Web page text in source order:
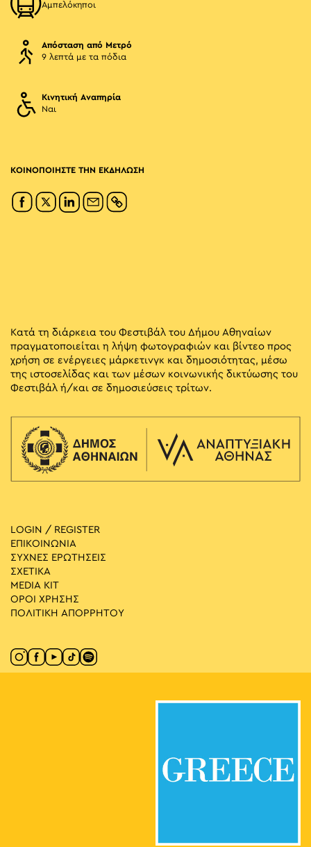
Αμπελόκηποι
Απόσταση από Μετρό
9 λεπτά με τα πόδια
Κινητική Αναπηρία
Ναι
ΚΟΙΝΟΠΟΙΗΣΤΕ ΤΗΝ ΕΚΔΗΛΩΣΗ
Κατά τη διάρκεια του Φεστιβάλ του Δήμου Αθηναίων
πραγματοποιείται η λήψη φωτογραφιών και βίντεο προς
χρήση σε ενέργειες μάρκετινγκ και δημοσιότητας, μέσω
της ιστοσελίδας και των μέσων κοινωνικής δικτύωσης του
Φεστιβάλ ή/και σε δημοσιεύσεις τρίτων.
LOGIN / REGISTER
ΕΠΙΚΟΙΝΩΝΙΑ
ΣΥΧΝΕΣ ΕΡΩΤΗΣΕΙΣ
ΣΧΕΤΙΚΑ
MEDIA ΚIT
ΟΡΟΙ ΧΡΗΣΗΣ
ΠΟΛΙΤΙΚΗ ΑΠΟΡΡΗΤΟΥ